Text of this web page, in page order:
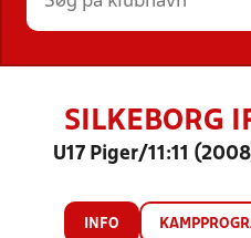
SILKEBORG
U17 Piger/11:11
INFO